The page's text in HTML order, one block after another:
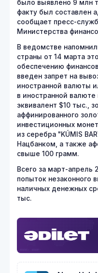
было выявлено 9 млн
факту был составлен
сообщает пресс-
Министерства
В ведомстве
страны от 14 марта
обеспечению
введен запрет на
иностранной валюты
в иностранной
эквивалент $10 тыс.,
аффинированного
инвестиционных
из серебра "KÚMIS
Нацбанком, а также
свыше 100 грамм.
Всего за март-апрель
попыток незаконного
наличных денежных
тыс.